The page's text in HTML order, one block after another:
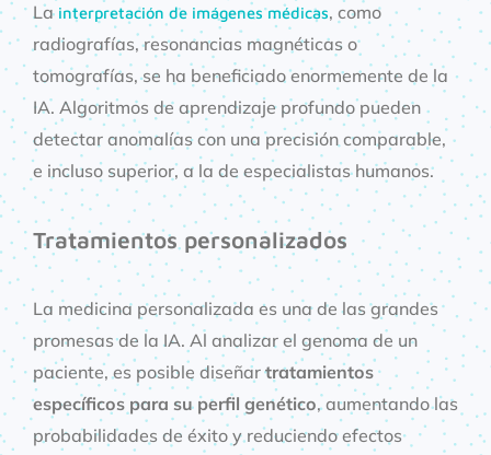
Lainterpretación de imágenes médicas, como
radiografías, resonancias magnéticas o
tomografías, se ha beneficiado enormemente de la
IA. Algoritmos de aprendizaje profundo pueden
detectar anomalías con una precisión comparable,
e incluso superior, a la de especialistas humanos.
Tratamientos personalizados
La medicina personalizada es una de las grandes
promesas de la IA. Al analizar el genoma de un
paciente, es posible diseñartratamientos
específicos para su perfil genético, aumentando las
probabilidades de éxito y reduciendo efectos